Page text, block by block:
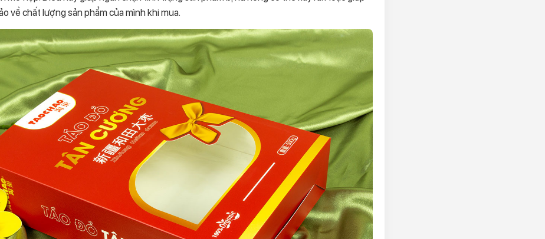
về chất lượng sản phẩm của mình khi mua.